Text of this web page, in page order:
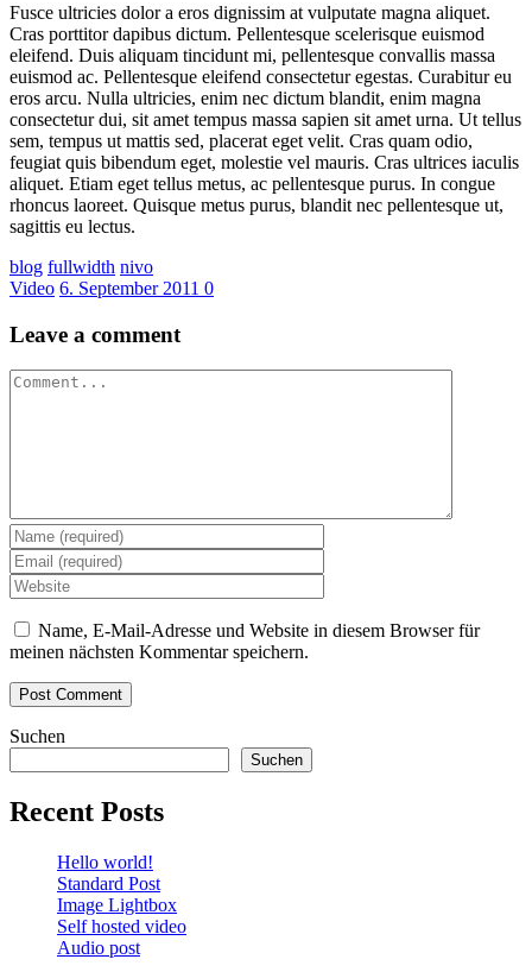
Fusce ultricies dolor a eros dignissim at vulputate magna aliquet.
Cras porttitor dapibus dictum. Pellentesque scelerisque euismod
eleifend. Duis aliquam tincidunt mi, pellentesque convallis massa
euismod ac. Pellentesque eleifend consectetur egestas. Curabitur eu
eros arcu. Nulla ultricies, enim nec dictum blandit, enim magna
consectetur dui, sit amet tempus massa sapien sit amet urna. Ut tellus
sem, tempus ut mattis sed, placerat eget velit. Cras quam odio,
feugiat quis bibendum eget, molestie vel mauris. Cras ultrices iaculis
aliquet. Etiam eget tellus metus, ac pellentesque purus. In congue
rhoncus laoreet. Quisque metus purus, blandit nec pellentesque ut,
sagittis eu lectus.
blog fullwidth nivo
Video 6. September 2011 0
Leave a comment
Comment
Name, E-Mail-Adresse und Website in diesem Browser für
meinen nächsten Kommentar speichern.
Suchen
Suchen
Recent Posts
Hello world!
Standard Post
Image Lightbox
Self hosted video
Audio post